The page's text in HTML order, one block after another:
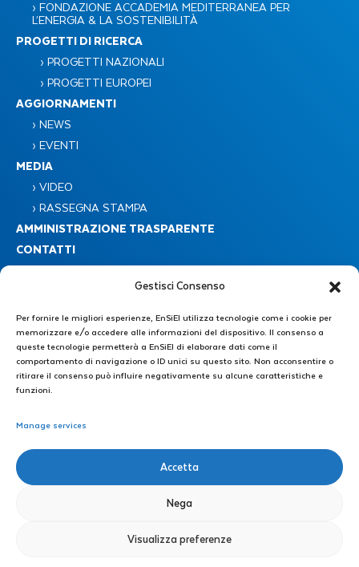
Gestisci Consenso
Per fornire le migliori esperienze, EnSiEl utilizza tecnologie come i cookie per
memorizzare e/o accedere alle informazioni del dispositivo. Il consenso a
queste tecnologie permetterà a EnSiEl di elaborare dati come il
comportamento di navigazione o ID unici su questo sito. Non acconsentire o
ritirare il consenso può influire negativamente su alcune caratteristiche e
funzioni.
Manage services
Accetta
Nega
Visualizza preferenze
› FONDAZIONE ACCADEMIA MEDITERRANEA PER
L’ENERGIA & LA SOSTENIBILITÀ​
PROGETTI DI RICERCA
› PROGETTI NAZIONALI
› PROGETTI EUROPEI
AGGIORNAMENTI
› NEWS
› EVENTI
MEDIA
› VIDEO
› RASSEGNA STAMPA
AMMINISTRAZIONE TRASPARENTE
CONTATTI
Consorzio Nazionale Interuniversitario EnSiEL
Segreteria Amministrativa : +39 0776 299 3639 – +39 339 4606446
E-mail: direzione@consorzioensiel.it – segreteria@consorzioensiel.it
PEC: ensiel@certipec.it
Segreteria Tecnica di Direzione: +39 3298622874
E-mail: segreteriatecnica@consorzioensiel.it